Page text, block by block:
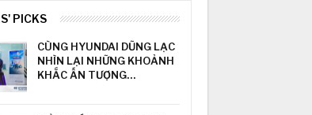
PICKS
CÙNG HYUNDAI DŨNG LẠC
NHÌN LẠI NHỮNG KHOẢNH
KHẮC ẤN TƯỢNG…